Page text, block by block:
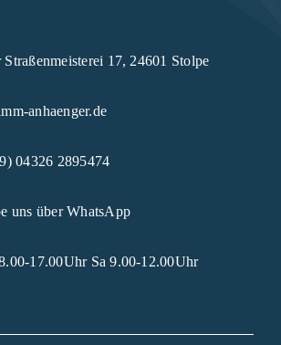
17, 24601 Stolpe
anhaenger.de
04326 2895474
uns über WhatsApp
17.00Uhr Sa 9.00-12.00Uhr